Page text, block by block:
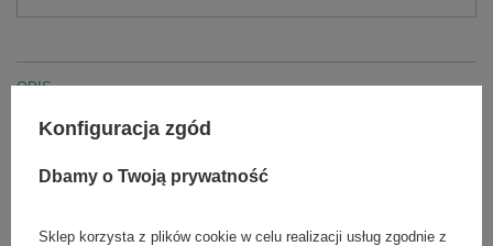
OPIS
Papierowe worki filtracyjne, dwuwarstwowe, z aprobatą BIA-C,
T 12/1
Konfiguracja zgód
Dbamy o Twoją prywatność
Sklep korzysta z plików cookie w celu realizacji usług zgodnie z